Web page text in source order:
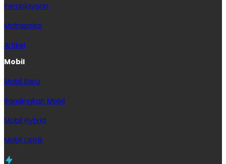
Pembiayaan
MoInspeksi
Artikel
Mobil
Mobil Baru
Bandingkan Mobil
Mobil Hybrid
Mobil Listrik